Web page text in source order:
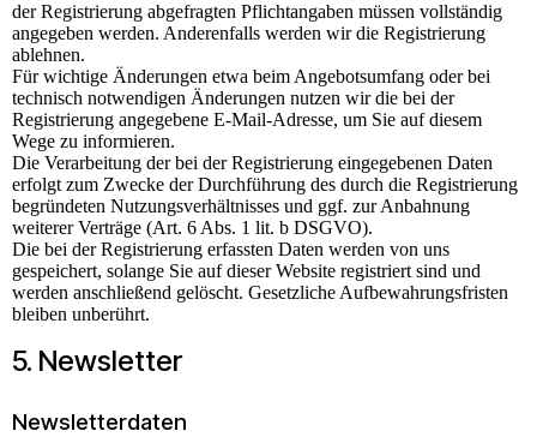
der Registrierung abgefragten Pflichtangaben müssen vollständig
angegeben werden. Anderenfalls werden wir die Registrierung
ablehnen.
Für wichtige Änderungen etwa beim Angebotsumfang oder bei
technisch notwendigen Änderungen nutzen wir die bei der
Registrierung angegebene E-Mail-Adresse, um Sie auf diesem
Wege zu informieren.
Die Verarbeitung der bei der Registrierung eingegebenen Daten
erfolgt zum Zwecke der Durchführung des durch die Registrierung
begründeten Nutzungsverhältnisses und ggf. zur Anbahnung
weiterer Verträge (Art. 6 Abs. 1 lit. b DSGVO).
Die bei der Registrierung erfassten Daten werden von uns
gespeichert, solange Sie auf dieser Website registriert sind und
werden anschließend gelöscht. Gesetzliche Aufbewahrungsfristen
bleiben unberührt.
5. Newsletter
Newsletter­daten